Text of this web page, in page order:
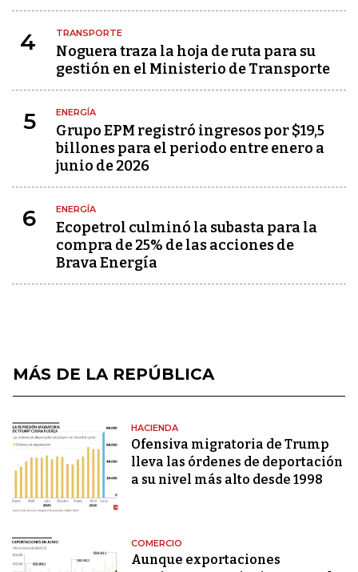
4 TRANSPORTE
Noguera traza la hoja de ruta para su
gestión en el Ministerio de Transporte
5 ENERGÍA
Grupo EPM registró ingresos por $19,5
billones para el periodo entre enero a
junio de 2026
6 ENERGÍA
Ecopetrol culminó la subasta para la
compra de 25% de las acciones de
Brava Energía
MÁS DE LA REPÚBLICA
HACIENDA
Ofensiva migratoria de Trump
lleva las órdenes de deportación
a su nivel más alto desde 1998
COMERCIO
Aunque exportaciones